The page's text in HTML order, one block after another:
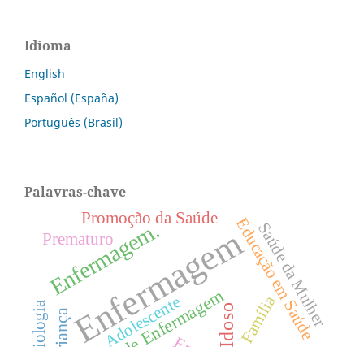
Idioma
English
Español (España)
Português (Brasil)
Palavras-chave
Enfermagem
Enfermagem.
Idoso
Criança Educação em Saúde
Adolescente Família
Promoção da Saúde
Saúde da Mulher
Prematuro